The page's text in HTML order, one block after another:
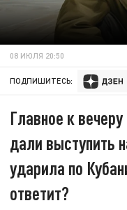
08 ИЮЛЯ 20:50
ПОДПИШИТЕСЬ:
Главное к
дали выступить
ударила по
ответит?